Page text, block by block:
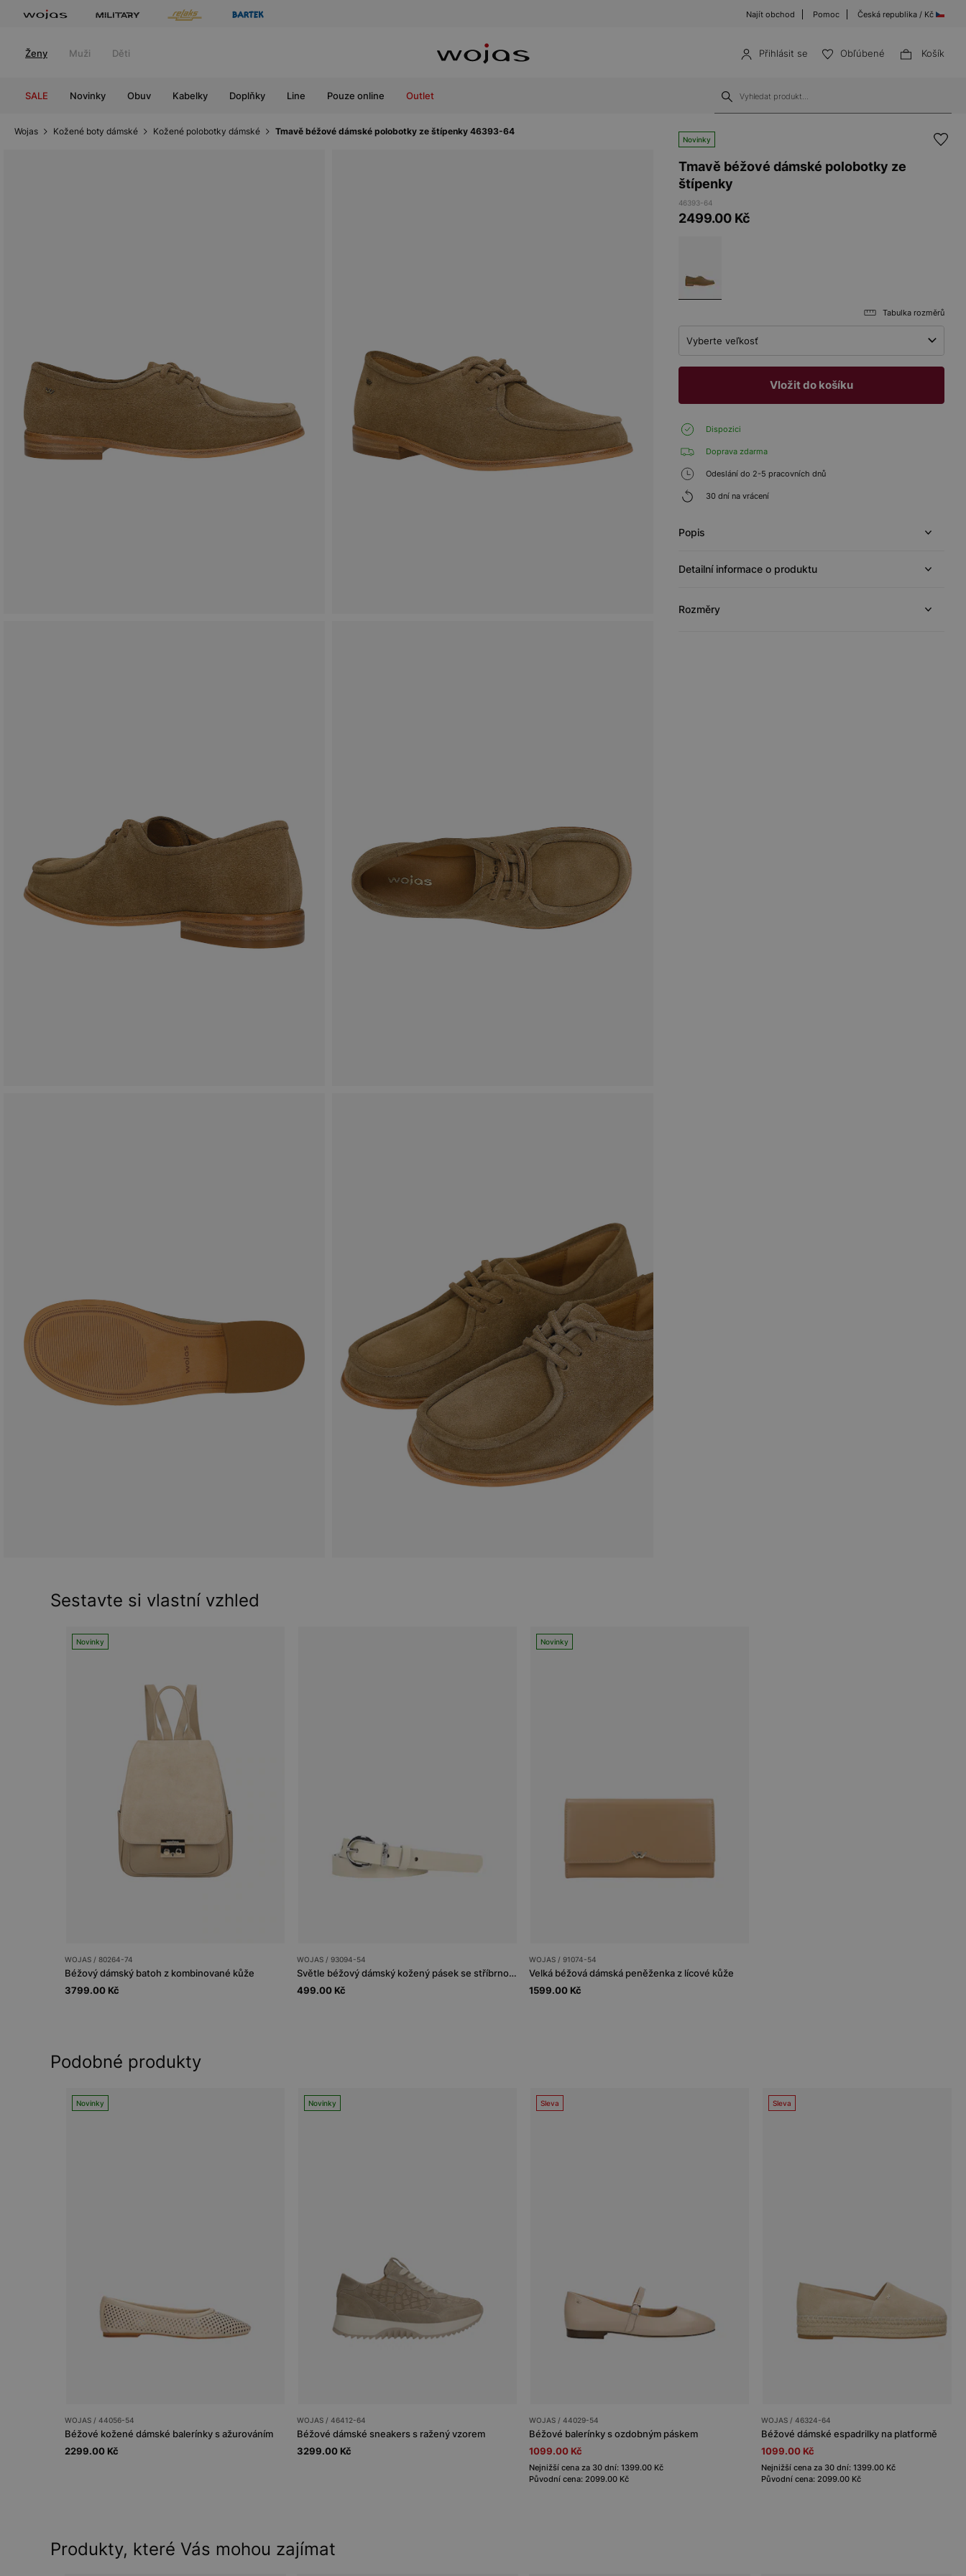
Najít obchod Pomoc Česká republika / Kč
Ženy Muži Děti Přihlásit se Obľúbené Košík
SALE Novinky Obuv Kabelky Doplňky Line Pouze online Outlet
Wojas Kožené boty dámské Kožené polobotky dámské Tmavě béžové dámské polobotky ze štípenky 46393-64
Novinky
Tmavě béžové dámské polobotky ze
štípenky
46393-64
2499.00 Kč
Tabulka rozměrů
Vyberte veľkosť
Vložit do košíku
Dispozici
Doprava zdarma
Odeslání do 2-5 pracovních dnů
30 dní na vrácení
Popis
Detailní informace o produktu
Rozměry
Sestavte si vlastní vzhled
Novinky
WOJAS / 80264-74
Béžový dámský batoh z kombinované kůže
3799.00 Kč
WOJAS / 93094-54
Světle béžový dámský kožený pásek se stříbrnou sponou
499.00 Kč
Novinky
WOJAS / 91074-54
Velká béžová dámská peněženka z lícové kůže
1599.00 Kč
Podobné produkty
Novinky
WOJAS / 44056-54
Béžové kožené dámské balerínky s ažurováním
2299.00 Kč
Novinky
WOJAS / 46412-64
Béžové dámské sneakers s ražený vzorem
3299.00 Kč
Sleva
WOJAS / 44029-54
Béžové balerínky s ozdobným páskem
1099.00 Kč
Nejnižší cena za 30 dní: 1399.00 Kč
Původní cena: 2099.00 Kč
Sleva
WOJAS / 46324-64
Béžové dámské espadrilky na platformě
1099.00 Kč
Nejnižší cena za 30 dní: 1399.00 Kč
Původní cena: 2099.00 Kč
Produkty, které Vás mohou zajímat